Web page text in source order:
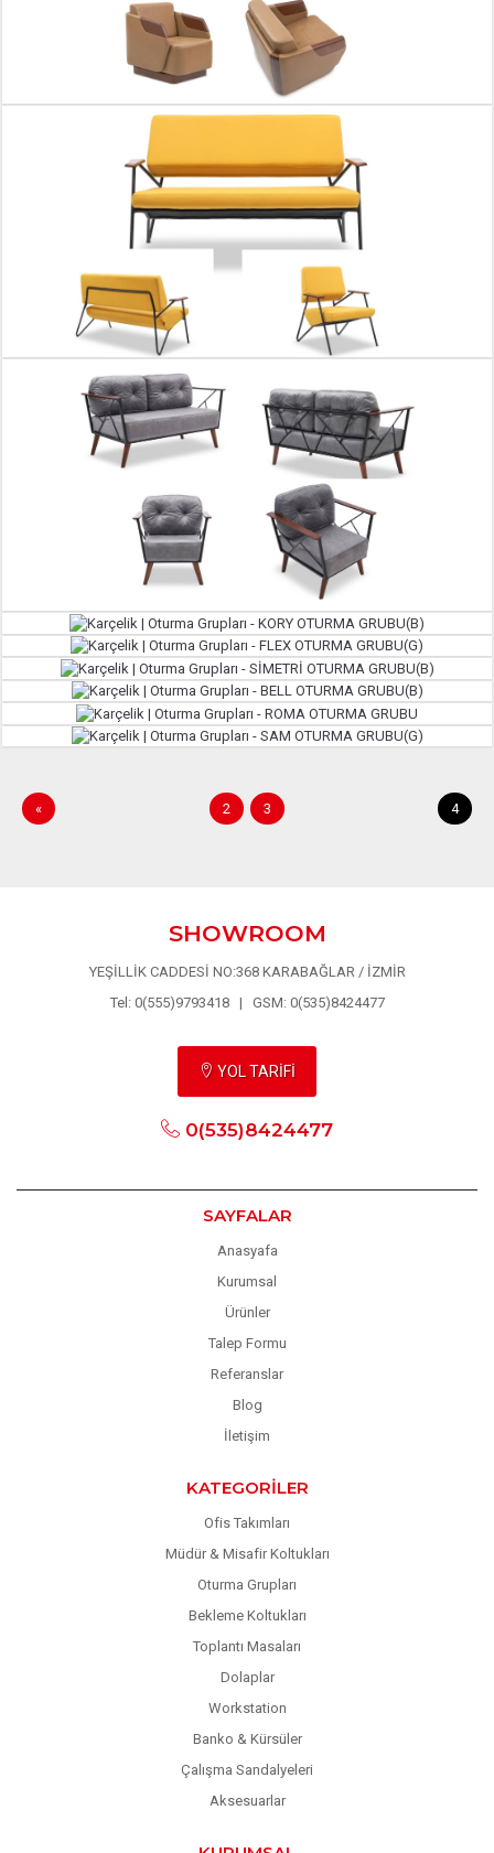
« 2 3 4
SHOWROOM
YEŞİLLİK CADDESİ NO:368 KARABAĞLAR / İZMİR
Tel: 0(555)9793418 | GSM: 0(535)8424477
YOL TARİFİ
0(535)8424477
SAYFALAR
Anasyafa
Kurumsal
Ürünler
Talep Formu
Referanslar
Blog
İletişim
KATEGORILER
Ofis Takımları
Müdür & Misafir Koltukları
Oturma Grupları
Bekleme Koltukları
Toplantı Masaları
Dolaplar
Workstation
Banko & Kürsüler
Çalışma Sandalyeleri
Aksesuarlar